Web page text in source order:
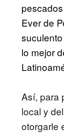
Ever de
lo mejor
Así, para
local y
otorgarle